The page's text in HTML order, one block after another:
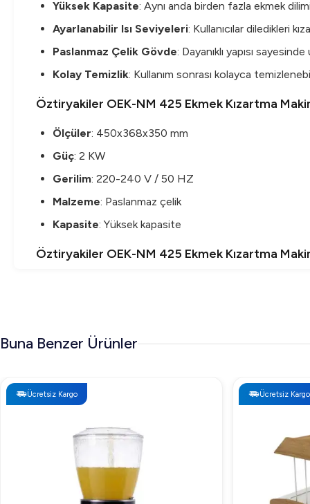
Yüksek Kapasite: Aynı anda birden fazla ekmek
Ayarlanabilir Isı Seviyeleri: Kullanıcılar diledikleri
Paslanmaz Çelik Gövde: Dayanıklı yapısı
Kolay Temizlik: Kullanım sonrası kolayca
Öztiryakiler OEK-NM 425 Ekmek Kızartma
Ölçüler: 450x368x350 mm
Güç: 2 KW
Gerilim: 220-240 V / 50 HZ
Malzeme: Paslanmaz çelik
Kapasite: Yüksek kapasite
Öztiryakiler OEK-NM 425 Ekmek Kızartma
Enerji Verimliliği
: Yüksek performansına rağmen
Kullanıcı Dostu
: Kolay ayarlanabilir özellikleri
Hijyenik Kullanım
: Tasarımı sayesinde kolay temizlik
Sıkça Sorulan Sorular
Öztiryakiler OEK-NM 425 kaç dilim ekmek
Buna Benzer Ürünler
Ücretsiz Kargo Ücretsiz Kargo